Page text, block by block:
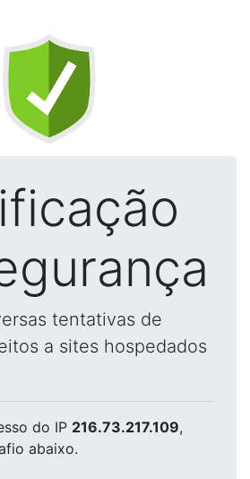
tentativas de
a sites hospedados
do IP 216.73.217.109,
abaixo.